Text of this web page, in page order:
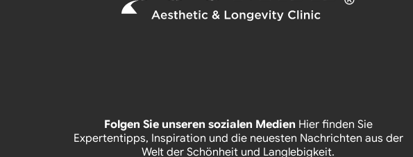
Folgen Sie unseren sozialen Medien Hier finden Sie
Expertentipps, Inspiration und die neuesten Nachrichten aus der
Welt der Schönheit und Langlebigkeit.